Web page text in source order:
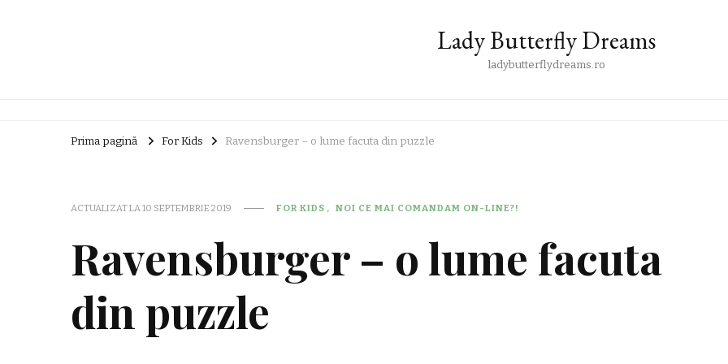
Lady Butterfly Dreams
ladybutterflydreams.ro
Prima pagină For Kids Ravensburger – o lume facuta din puzzle
ACTUALIZAT LA 10 SEPTEMBRIE 2019 FOR KIDS NOI CE MAI COMANDAM ON-LINE?!
Ravensburger – o lume facuta
din puzzle